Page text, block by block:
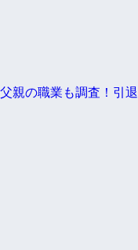
親の職業も調査！引退